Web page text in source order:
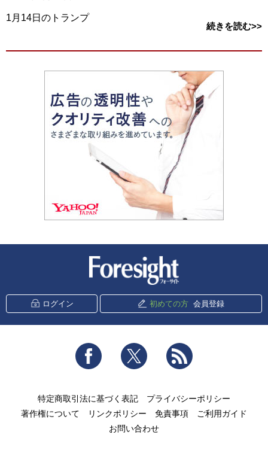
1月14日のトランプ
続きを読む>>
ログイン 初めての方 会員登録
Facebook Twitter
特定商取引法に基づく表記
プライバシーポリシー
著作権について
リンクポリシー 免責事項
ご利用ガイド
お問い合わせ